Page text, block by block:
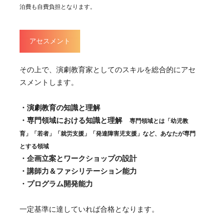
泊費も自費負担となります。
アセスメント
その上で、演劇教育家としてのスキルを総合的にアセ
スメントします。
・演劇教育の知識と理解
・専門領域における知識と理解
専門領域とは「幼児教
育」「若者」「就労支援」「発達障害児支援」など、あなたが専門
とする領域
・企画立案とワークショップの設計
・講師力＆ファシリテーション能力
・プログラム開発能力
一定基準に達していれば合格となります。